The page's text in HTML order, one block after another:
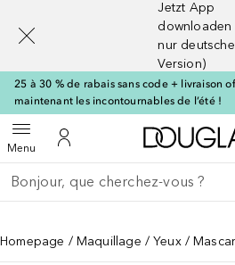
Jetzt App
downloaden
nur deutsche
Version)
25 à 30 % de rabais sans code + livraison
maintenant les incontournables de l’été !
MenuOuvrir le menuVers Mon Compte
Retourner
Exécuter la recherche
Homepage Maquillage Yeux
[navigation.slideout.screenreader]